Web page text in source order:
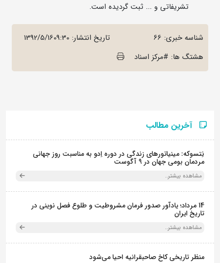
تشریفاتی و ... ثبت گردیده است.
شناسه خبری: 66 تاریخ انتشار: 1392/5/1609:30
هشتگ ها: #مرکز اسناد
آخرین مطالب
نِتسوکه: مینیاتورهای زندگی در دوره اِدو به مناسبت روز جهانی
مردمان بومی جهان در 9 آگوست
مشاهده بیشتر..
14 مرداد؛ یادآور صدور فرمان مشروطیت و طلوع فصل نوینی در
تاریخ ایران
مشاهده بیشتر..
منظر تاریخی کاخ صاحبقرانیه احیا می‌شود